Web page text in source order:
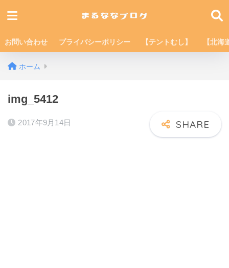
お問い合わせ プライバシーポリシー 【テントむし】 【北海
ホーム
img_5412
2017年9月14日